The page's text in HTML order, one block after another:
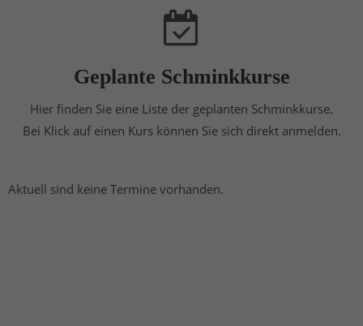
Geplante Schminkkurse
Hier finden Sie eine Liste der geplanten Schminkkurse.
Bei Klick auf einen Kurs können Sie sich direkt anmelden.
Aktuell sind keine Termine vorhanden.